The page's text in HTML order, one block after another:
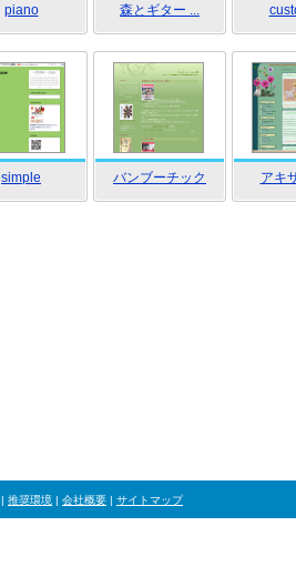
piano 森とギター ...
simple バンブーチック アキ
| 推奨環境 | 会社概要 | サイトマップ